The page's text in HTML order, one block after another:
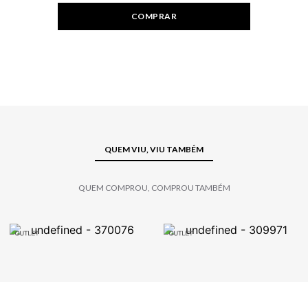
COMPRAR
QUEM VIU, VIU TAMBÉM
QUEM COMPROU, COMPROU TAMBÉM